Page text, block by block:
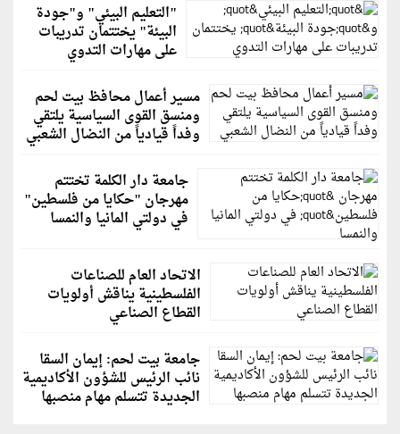
"التعليم البيئي" و"جودة
البيئة" يختتمان تدريبات
على مهارات التدوي
مسير أعمال محافظ بيت لحم
ومنسق القوى السياسية يلتقي
وفداً قيادياً من النضال الشعبي
جامعة دار الكلمة تختتم
مهرجان "حكايا من فلسطين"
في دولتي المانيا والنمسا
الاتحاد العام للصناعات
الفلسطينية يناقش أولويات
القطاع الصناعي
جامعة بيت لحم: إيمان السقا
نائب الرئيس للشؤون الأكاديمية
الجديدة تتسلم مهام منصبها